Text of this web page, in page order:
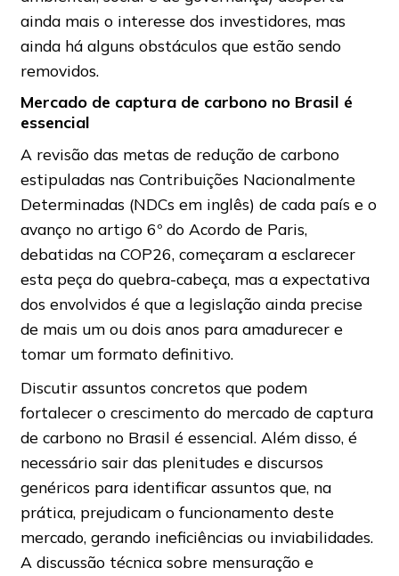
ainda mais o interesse dos investidores, mas
ainda há alguns obstáculos que estão sendo
removidos.
Mercado de captura de carbono no Brasil é
essencial
A revisão das metas de redução de carbono
estipuladas nas Contribuições Nacionalmente
Determinadas (NDCs em inglês) de cada país e o
avanço no artigo 6º do Acordo de Paris,
debatidas na COP26, começaram a esclarecer
esta peça do quebra-cabeça, mas a expectativa
dos envolvidos é que a legislação ainda precise
de mais um ou dois anos para amadurecer e
tomar um formato definitivo.
Discutir assuntos concretos que podem
fortalecer o crescimento do mercado de captura
de carbono no Brasil é essencial. Além disso, é
necessário sair das plenitudes e discursos
genéricos para identificar assuntos que, na
prática, prejudicam o funcionamento deste
mercado, gerando ineficiências ou inviabilidades.
A discussão técnica sobre mensuração e